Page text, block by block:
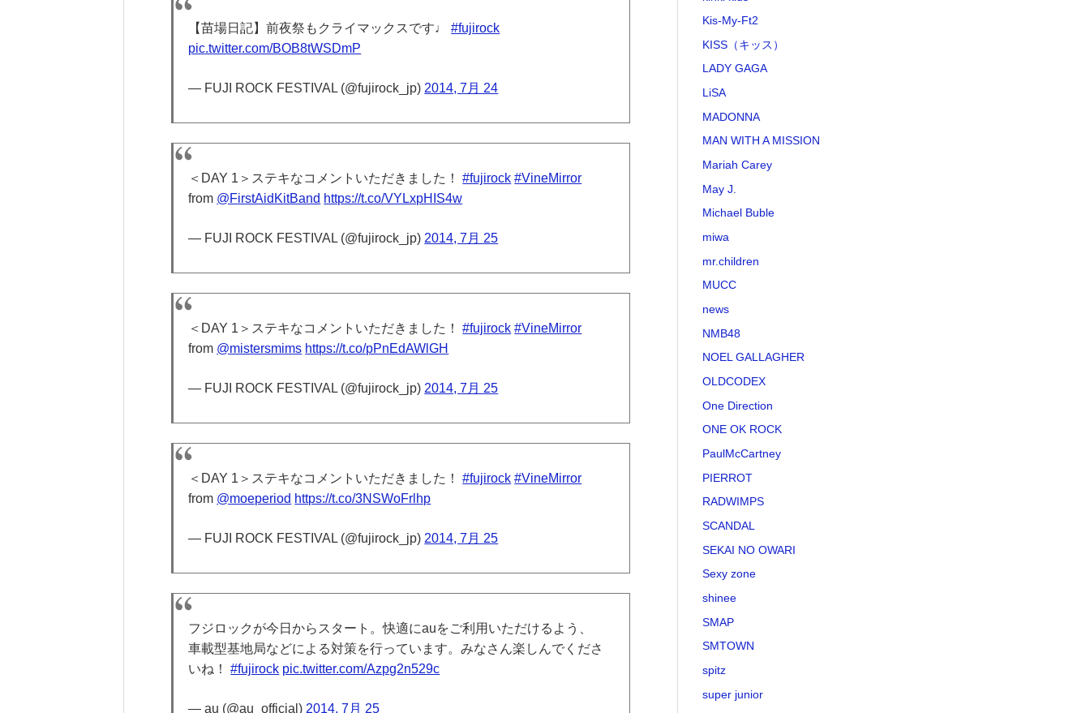
【苗場日記】前夜祭もクライマックスです♩#fujirock
pic.twitter.com/BOB8tWSDmP
— FUJI ROCK FESTIVAL (@fujirock_jp) 2014, 7月 24
＜DAY 1＞ステキなコメントいただきました！#fujirock #VineMirror
from @FirstAidKitBand https://t.co/VYLxpHIS4w
— FUJI ROCK FESTIVAL (@fujirock_jp) 2014, 7月 25
＜DAY 1＞ステキなコメントいただきました！#fujirock #VineMirror
from @mistersmims https://t.co/pPnEdAWlGH
— FUJI ROCK FESTIVAL (@fujirock_jp) 2014, 7月 25
＜DAY 1＞ステキなコメントいただきました！#fujirock #VineMirror
from @moeperiod https://t.co/3NSWoFrlhp
— FUJI ROCK FESTIVAL (@fujirock_jp) 2014, 7月 25
フジロックが今日からスタート。快適にauをご利用いただけるよう、
車載型基地局などによる対策を行っています。みなさん楽しんでくださ
いね！#fujirock pic.twitter.com/Azpg2n529c
— au (@au_official) 2014, 7月 25
Kis-My-Ft2
KISS（キッス）
LADY GAGA
LiSA
MADONNA
MAN WITH A MISSION
Mariah Carey
May J.
Michael Buble
miwa
mr.children
MUCC
news
NMB48
NOEL GALLAGHER
OLDCODEX
One Direction
ONE OK ROCK
PaulMcCartney
PIERROT
RADWIMPS
SCANDAL
SEKAI NO OWARI
Sexy zone
shinee
SMAP
SMTOWN
spitz
super junior